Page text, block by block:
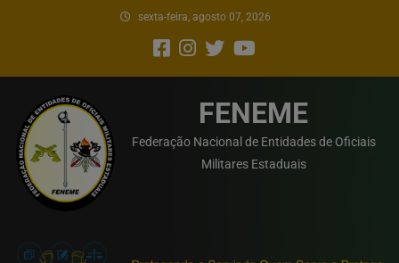
sexta-feira, agosto 07, 2026
FENEME
Federação Nacional de Entidades de Oficiais
Militares Estaduais